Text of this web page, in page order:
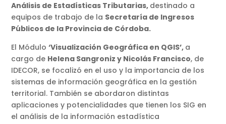
Análisis de Estadísticas Tributarias, destinado a
equipos de trabajo de la Secretaría de Ingresos
Públicos de la Provincia de Córdoba.
El Módulo‘Visualización Geográfica en QGIS’, a
cargo de Helena Sangroniz y Nicolás Francisco, de
IDECOR, se focalizó en el uso y la importancia de los
sistemas de información geográfica en la gestión
territorial. También se abordaron distintas
aplicaciones y potencialidades que tienen los SIG en
el análisis de la información estadística